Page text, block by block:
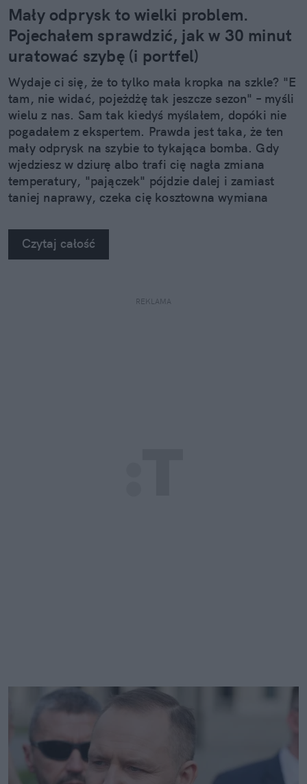
Mały odprysk to wielki problem.
Pojechałem sprawdzić, jak w 30 minut
uratować szybę (i portfel)
Wydaje ci się, że to tylko mała kropka na szkle? "E
tam, nie widać, pojeżdżę tak jeszcze sezon" – myśli
wielu z nas. Sam tak kiedyś myślałem, dopóki nie
pogadałem z ekspertem. Prawda jest taka, że ten
mały odprysk na szybie to tykająca bomba. Gdy
wjedziesz w dziurę albo trafi cię nagła zmiana
temperatury, "pajączek" pójdzie dalej i zamiast
taniej naprawy, czeka cię kosztowna wymiana
na własne oczy zobaczyć, jak profesjonaliści radzą
sobie z takimi uszkodzeniami.
Czytaj całość
REKLAMA